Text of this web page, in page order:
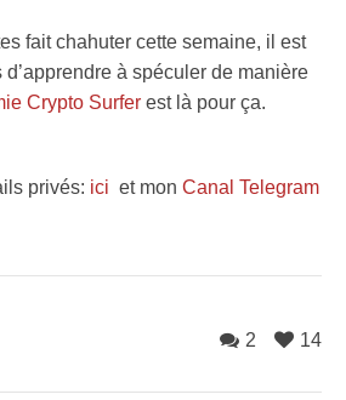
fait chahuter cette semaine, il est
à spéculer de manière
Crypto Surfer est là pour ça.
privés: ici et mon Canal Telegram
14
2